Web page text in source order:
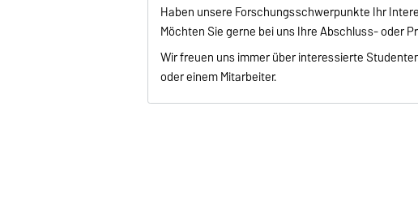
Haben unsere Forschungsschwerpunkte Ihr
Möchten Sie gerne bei uns Ihre Abschluss- oder
Wir freuen uns immer über interessierte
oder einem Mitarbeiter.